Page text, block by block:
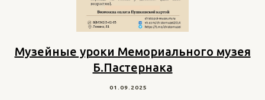
Музейные уроки Мемориального музея
Б.Пастернака
01.09.2025